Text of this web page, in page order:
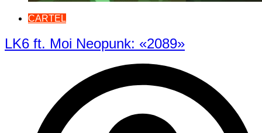
CARTEL
LK6 ft. Moi Neopunk: «2089»